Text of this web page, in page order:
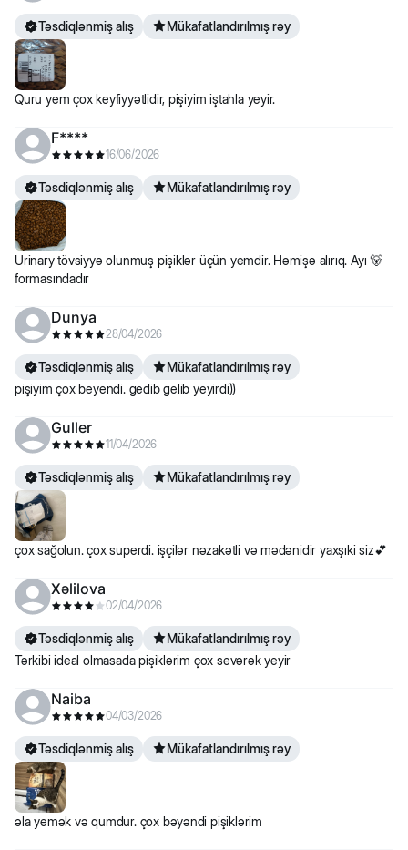
Təsdiqlənmiş alış Mükafatlandırılmış rəy
Quru yem çox keyfiyyətlidir, pişiyim iştahla yeyir.
F****
16/06/2026
Təsdiqlənmiş alış Mükafatlandırılmış rəy
Urinary tövsiyyə olunmuş pişiklər üçün yemdir. Həmişə alırıq. Ayı 🐻
formasındadır
Dunya
28/04/2026
Təsdiqlənmiş alış
Mükafatlandırılmış rəy
pişiyim çox beyendi. gedib gelib yeyirdi))
Guller
11/04/2026
Təsdiqlənmiş alış Mükafatlandırılmış rəy
çox sağolun. çox superdi. işçilər nəzakətli və mədənidir yaxşıki siz💕
Xəlilova
02/04/2026
Təsdiqlənmiş alış
Mükafatlandırılmış rəy
Tərkibi ideal olmasada pişiklərim çox sevərək yeyir
Naiba
04/03/2026
Təsdiqlənmiş alış Mükafatlandırılmış rəy
əla yemək və qumdur. çox bəyəndi pişiklərim